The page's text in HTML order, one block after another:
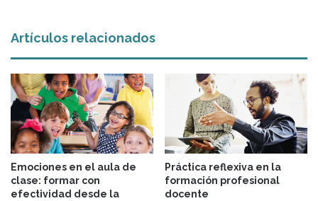
Artículos relacionados
Emociones en el aula de
clase: formar con
efectividad desde la
Práctica reflexiva en la
formación profesional
docente